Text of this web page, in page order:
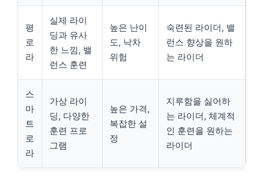
평
로
라
실제 라이
딩과 유사
한 느낌, 밸
런스 훈련
높은 난이
도, 낙차
위험
숙련된 라이더, 밸
런스 향상을 원하
는 라이더
스
마
트
로
라
가상 라이
딩, 다양한
훈련 프로
그램
높은 가격,
복잡한 설
정
지루함을 싫어하
는 라이더, 체계적
인 훈련을 원하는
라이더